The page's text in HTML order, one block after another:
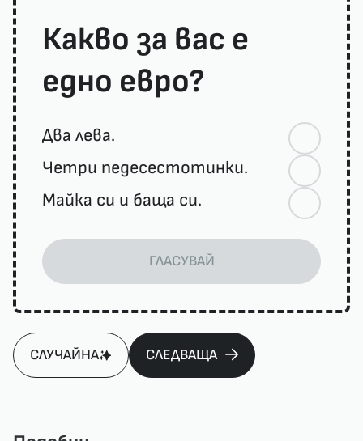
Какво за вас е
едно евро?
Два лева.
Четри педесестотинки.
Майка си и баща си.
ГЛАСУВАЙ
СЛУЧАЙНА СЛЕДВАЩА